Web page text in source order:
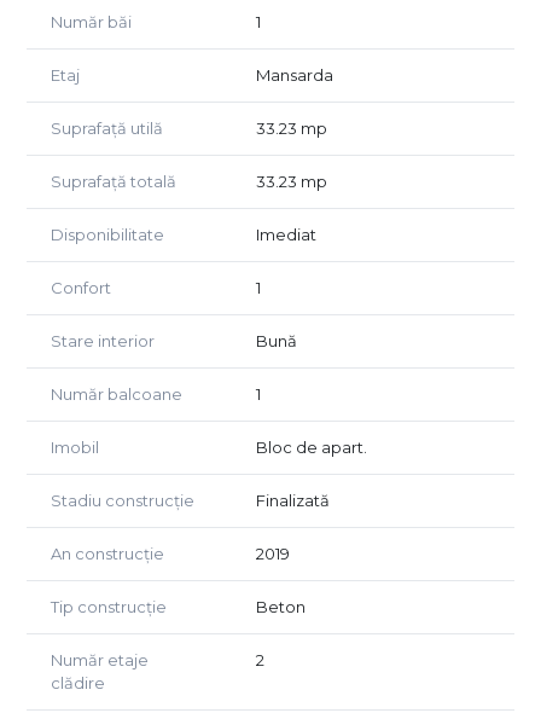
- Bloc construit in 2019
- Posibilitate preluare chirias
- Ideala pentru investitie
- Zona cu acces rapid catre facilitati
Pret: 53.900 Euro (negociabil)
Se accepta orice tip de credit bancar.
Număr băi 1
Etaj Mansarda
Suprafață utilă 33.23 mp
Suprafață totală 33.23 mp
Disponibilitate Imediat
Confort 1
Stare interior Bună
Număr balcoane 1
Imobil Bloc de apart.
Stadiu construcție Finalizată
An construcție 2019
Tip construcție Beton
Număr etaje
clădire
2